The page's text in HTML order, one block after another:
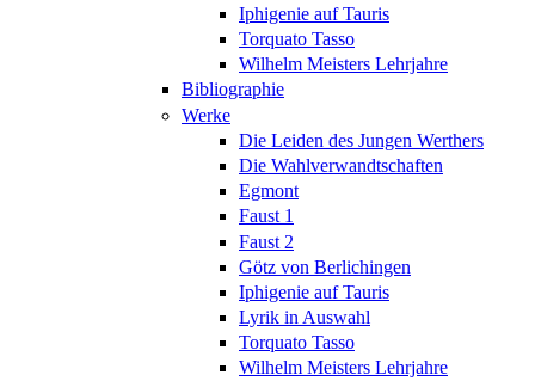
Iphigenie auf Tauris
Torquato Tasso
Wilhelm Meisters Lehrjahre
Bibliographie
Werke
Die Leiden des Jungen Werthers
Die Wahlverwandtschaften
Egmont
Faust 1
Faust 2
Götz von Berlichingen
Iphigenie auf Tauris
Lyrik in Auswahl
Torquato Tasso
Wilhelm Meisters Lehrjahre